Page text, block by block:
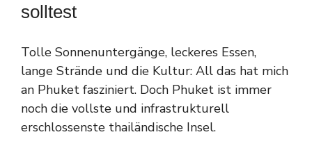
solltest
Tolle Sonnenuntergänge, leckeres Essen,
lange Strände und die Kultur: All das hat mich
an Phuket fasziniert. Doch Phuket ist immer
noch die vollste und infrastrukturell
erschlossenste thailändische Insel.